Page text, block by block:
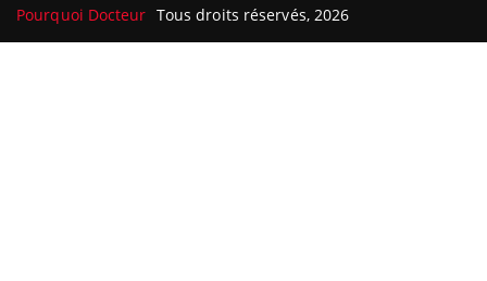
Pourquoi Docteur Tous droits réservés, 2026